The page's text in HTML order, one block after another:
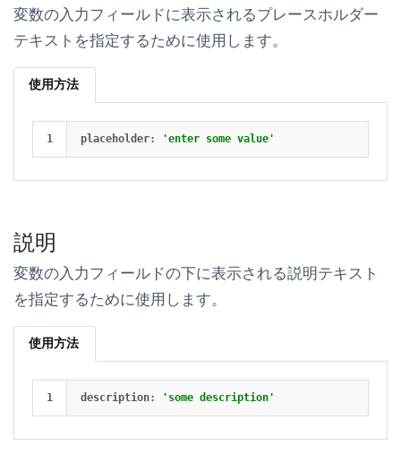
変数の入力フィールドに表示されるプレースホルダー
テキストを指定するために使用します。
使用方法
placeholder: 'enter some value'
説明
変数の入力フィールドの下に表示される説明テキスト
を指定するために使用します。
使用方法
description: 'some description'